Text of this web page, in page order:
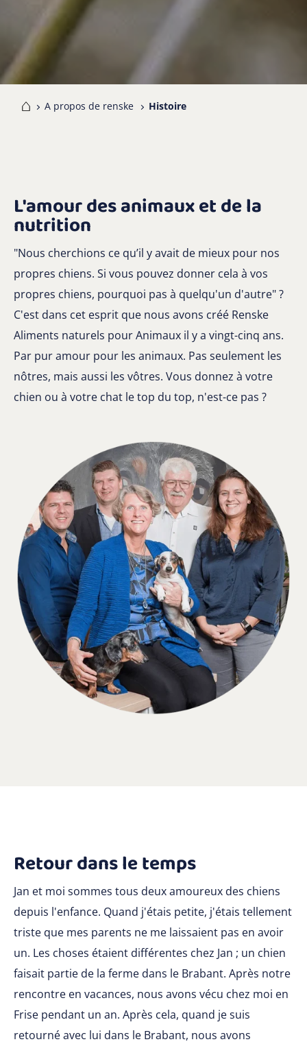
A propos de renske Histoire
L'amour des animaux et de la
nutrition
"Nous cherchions ce qu’il y avait de mieux pour nos
propres chiens. Si vous pouvez donner cela à vos
propres chiens, pourquoi pas à quelqu'un d'autre" ?
C'est dans cet esprit que nous avons créé Renske
Aliments naturels pour Animaux il y a vingt-cinq ans.
Par pur amour pour les animaux. Pas seulement les
nôtres, mais aussi les vôtres. Vous donnez à votre
chien ou à votre chat le top du top, n'est-ce pas ?
Retour dans le temps
Jan et moi sommes tous deux amoureux des chiens
depuis l'enfance. Quand j'étais petite, j'étais tellement
triste que mes parents ne me laissaient pas en avoir
un. Les choses étaient différentes chez Jan ; un chien
faisait partie de la ferme dans le Brabant. Après notre
rencontre en vacances, nous avons vécu chez moi en
Frise pendant un an. Après cela, quand je suis
retourné avec lui dans le Brabant, nous avons